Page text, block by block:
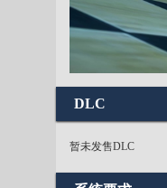
DLC
暂未发售DLC